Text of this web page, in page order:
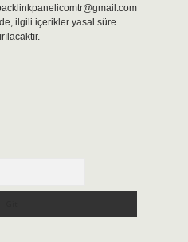
ilgili içerikler yasal süre